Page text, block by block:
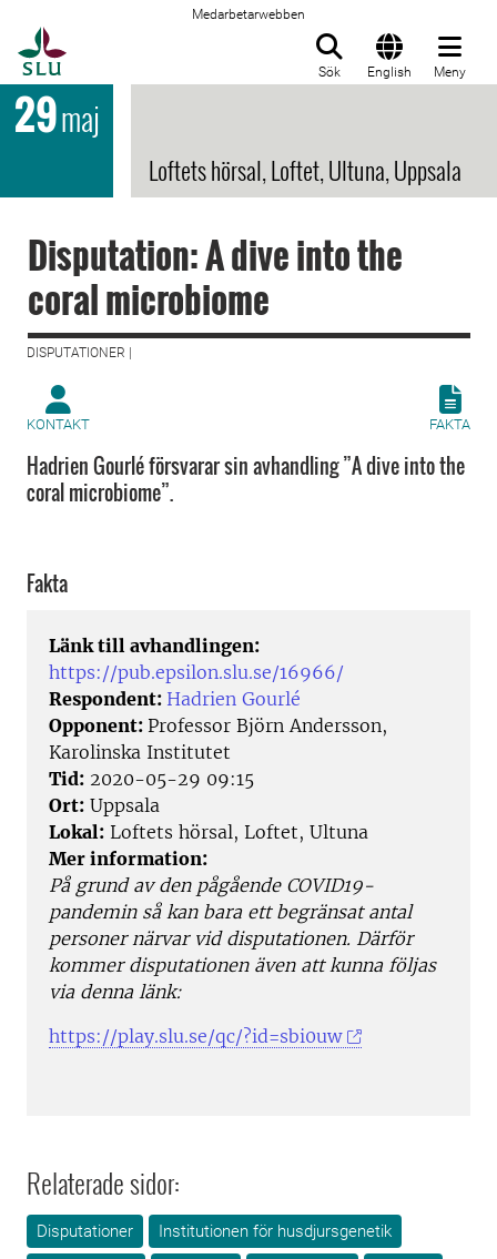
Medarbetarwebben
Sök English Meny
29maj
Loftets hörsal, Loftet, Ultuna, Uppsala
Disputation: A dive into the
coral microbiome
DISPUTATIONER |
KONTAKT FAKTA
Hadrien Gourlé försvarar sin avhandling ”A dive into the
coral microbiome”.
Fakta
Länk till avhandlingen:
https://pub.epsilon.slu.se/16966/
Respondent: Hadrien Gourlé
Opponent: Professor Björn Andersson,
Karolinska Institutet
Tid: 2020-05-29 09:15
Ort: Uppsala
Lokal: Loftets hörsal, Loftet, Ultuna
Mer information:
På grund av den pågående COVID19-
pandemin så kan bara ett begränsat antal
personer närvar vid disputationen. Därför
kommer disputationen även att kunna följas
via denna länk:
https://play.slu.se/qc/?id=sbi0uw
Relaterade sidor:
Disputationer
Institutionen för husdjursgenetik